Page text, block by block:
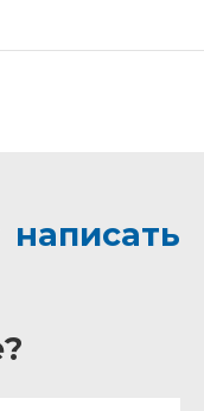
написать